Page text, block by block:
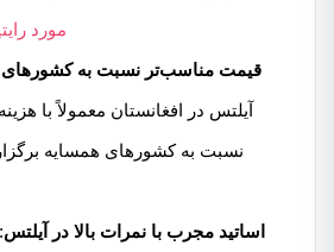
مورد
قیمت مناسب‌تر نسبت به کشورهای
آیلتس در افغانستان معمولاً با
نسبت به کشورهای همسایه
اساتید مجرب با نمرات بالا در آیلتس